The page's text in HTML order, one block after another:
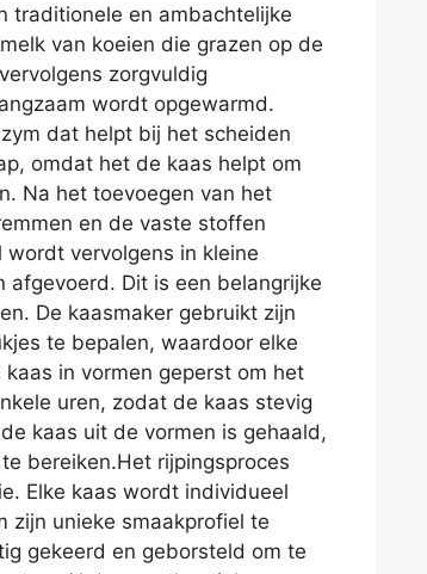
traditionele en ambachtelijke
van koeien die grazen op de
zorgvuldig
wordt opgewarmd.
dat helpt bij het scheiden
omdat het de kaas helpt om
Na het toevoegen van het
en de vaste stoffen
vervolgens in kleine
Dit is een belangrijke
De kaasmaker gebruikt zijn
te bepalen, waardoor elke
in vormen geperst om het
uren, zodat de kaas stevig
kaas uit de vormen is gehaald,
bereiken.Het rijpingsproces
Elke kaas wordt individueel
zijn unieke smaakprofiel te
gekeerd en geborsteld om te